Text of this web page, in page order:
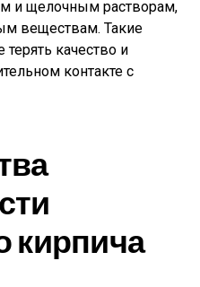
и щелочным растворам,
веществам. Такие
качество и
контакте с
кирпича